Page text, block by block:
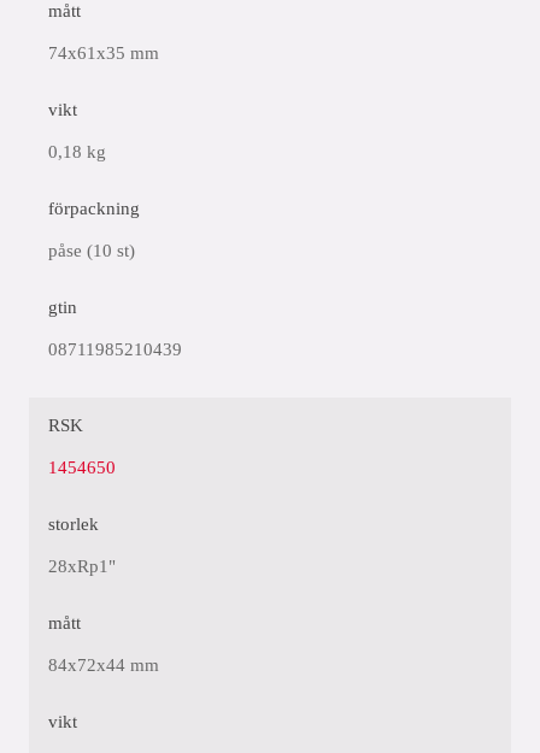
mått
74x61x35 mm
vikt
0,18 kg
förpackning
påse (10 st)
gtin
08711985210439
RSK
1454650
storlek
28xRp1"
mått
84x72x44 mm
vikt